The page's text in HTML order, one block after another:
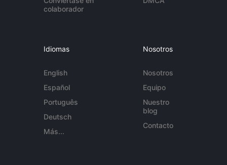
colaborador
Idiomas
English
Español
Português
Deutsch
Más...
Nosotros
Nosotros
Equipo
Nuestro
blog
Contacto